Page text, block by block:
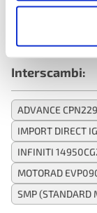
Quantità
Quantità Fori
Interscambi:
ADVANCE
IMPORT DIRECT
INFINITI
MOTORAD
SMP (STANDARD